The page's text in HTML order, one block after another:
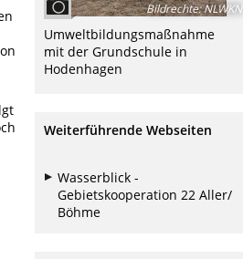
Bildrechte:NLWKN
Umweltbildungsmaßnahme
mit der Grundschule in
Hodenhagen
Weiterführende Webseiten
Wasserblick -
Gebietskooperation 22 Aller/
Böhme